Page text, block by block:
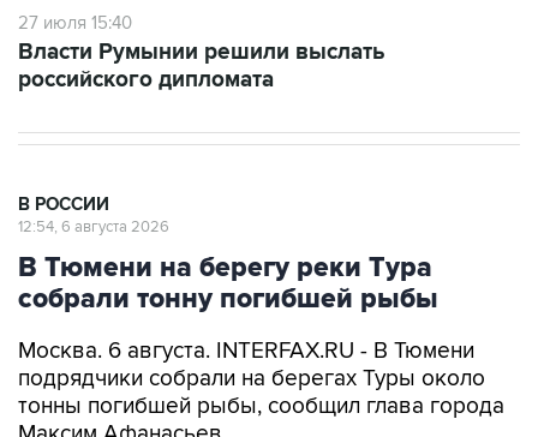
27 июля 15:40
Власти Румынии решили выслать
российского дипломата
В РОССИИ
12:54, 6 августа 2026
В Тюмени на берегу реки Тура
собрали тонну погибшей рыбы
Москва. 6 августа. INTERFAX.RU - В Тюмени
подрядчики собрали на берегах Туры около
тонны погибшей рыбы, сообщил глава города